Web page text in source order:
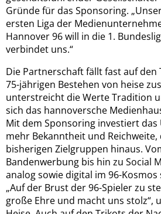
Gründe für das Sponsoring.
ersten Liga der
Hannover 96 will in die 1.
verbindet uns.“
Die Partnerschaft fällt fast auf den
75-jährigen Bestehen von heise
unterstreicht die Werte Tradition
sich das hannoversche
Mit dem Sponsoring investiert
mehr Bekanntheit und
bisherigen Zielgruppen hinaus.
Bandenwerbung bis hin zu Social
analog sowie digital im 96-
„Auf der Brust der 96-Spieler zu
große Ehre und macht uns stolz“,